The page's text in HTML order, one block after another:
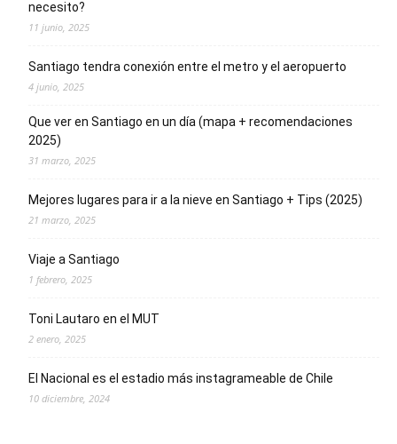
necesito?
11 junio, 2025
Santiago tendra conexión entre el metro y el aeropuerto
4 junio, 2025
Que ver en Santiago en un día (mapa + recomendaciones
2025)
31 marzo, 2025
Mejores lugares para ir a la nieve en Santiago + Tips (2025)
21 marzo, 2025
Viaje a Santiago
1 febrero, 2025
Toni Lautaro en el MUT
2 enero, 2025
El Nacional es el estadio más instagrameable de Chile
10 diciembre, 2024